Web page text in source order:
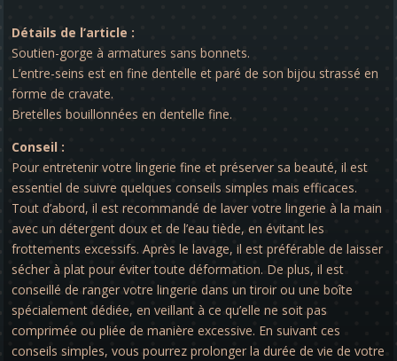
Détails de l’article :
Soutien-gorge à armatures sans bonnets.
L’entre-seins est en fine dentelle et paré de son bijou strassé en
forme de cravate.
Bretelles bouillonnées en dentelle fine.
Conseil :
Pour entretenir votre lingerie fine et préserver sa beauté, il est
essentiel de suivre quelques conseils simples mais efficaces.
Tout d’abord, il est recommandé de laver votre lingerie à la main
avec un détergent doux et de l’eau tiède, en évitant les
frottements excessifs. Après le lavage, il est préférable de laisser
sécher à plat pour éviter toute déformation. De plus, il est
conseillé de ranger votre lingerie dans un tiroir ou une boîte
spécialement dédiée, en veillant à ce qu’elle ne soit pas
comprimée ou pliée de manière excessive. En suivant ces
conseils simples, vous pourrez prolonger la durée de vie de votre